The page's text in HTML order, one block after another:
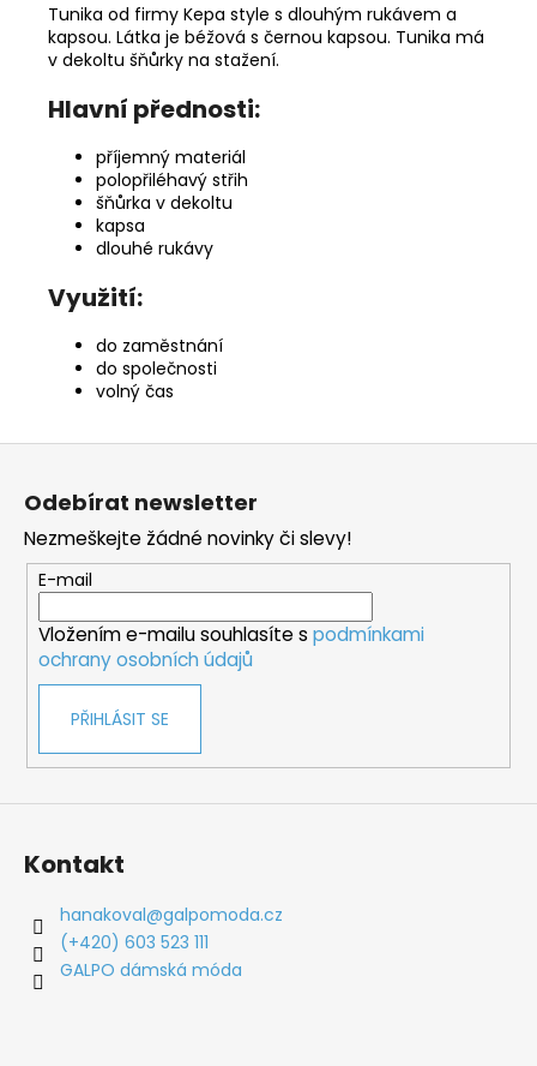
Tunika od firmy Kepa style s dlouhým rukávem a
kapsou. Látka je béžová s černou kapsou. Tunika má
v dekoltu šňůrky na stažení.
Hlavní přednosti:
příjemný materiál
polopřiléhavý střih
šňůrka v dekoltu
kapsa
dlouhé rukávy
Využití:
do zaměstnání
do společnosti
volný čas
Z
Odebírat newsletter
Nezmeškejte žádné novinky či slevy!
E-mail
Vložením e-mailu souhlasíte s podmínkami
ochrany osobních údajů
PŘIHLÁSIT SE
Kontakt
hanakoval@galpomoda.cz
(+420) 603 523 111
GALPO dámská móda